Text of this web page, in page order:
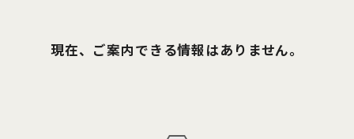
現在、ご案内できる情報はありません。